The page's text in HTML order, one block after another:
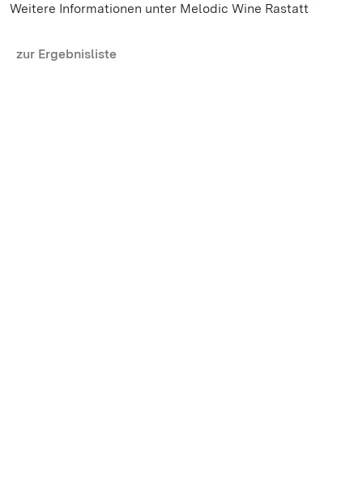
Weitere Informationen unter Melodic Wine Rastatt
zur Ergebnisliste